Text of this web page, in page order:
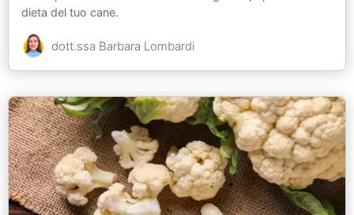
dieta del tuo cane.
dott.ssa Barbara Lombardi